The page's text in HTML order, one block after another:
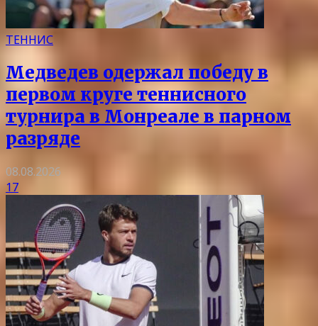
ТЕННИС
Медведев одержал победу в
первом круге теннисного
турнира в Монреале в парном
разряде
08.08.2026
17